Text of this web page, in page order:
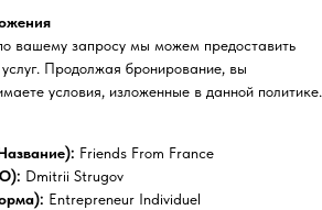
вашему запросу мы можем предоставить
Продолжая бронирование, вы
условия, изложенные в данной политике.
Friends From France
Dmitrii Strugov
Entrepreneur Individuel